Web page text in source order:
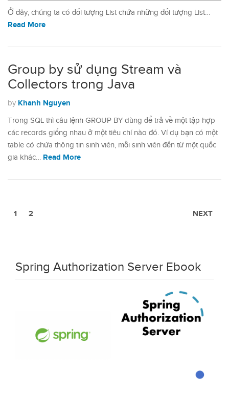
Ở đây, chúng ta có đối tượng List chứa những đối tượng List…
Read More
Group by sử dụng Stream và
Collectors trong Java
by Khanh Nguyen
Trong SQL thì câu lệnh GROUP BY dùng để trả về một tập hợp
các records giống nhau ở một tiêu chí nào đó. Ví dụ bạn có một
table có chứa thông tin sinh viên, mỗi sinh viên đến từ một quốc
gia khác… Read More
1 2 NEXT
Spring Authorization Server Ebook